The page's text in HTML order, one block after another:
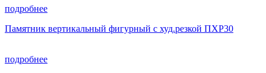
подробнее
Памятник вертикальный фигурный с худ.резкой ПХР30
подробнее